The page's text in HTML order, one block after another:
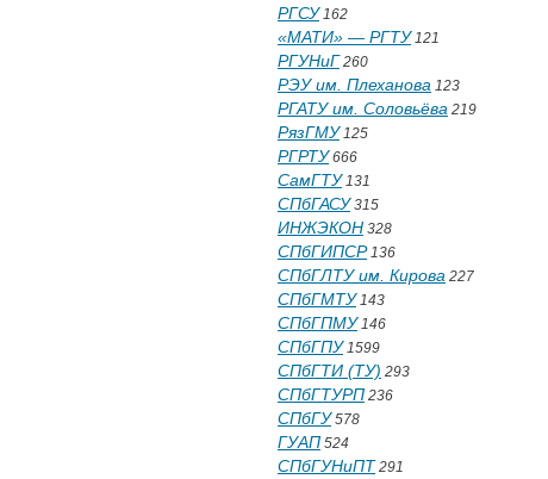
РГСУ162
«МАТИ» — РГТУ121
РГУНиГ 260
РЭУ им. Плеханова 123
РГАТУ им. Соловьёва 219
РязГМУ125
РГРТУ666
СамГТУ131
СПбГАСУ315
ИНЖЭКОН 328
СПбГИПСР136
СПбГЛТУ им. Кирова 227
СПбГМТУ143
СПбГПМУ146
СПбГПУ1599
СПбГТИ (ТУ) 293
СПбГТУРП 236
СПбГУ578
ГУАП 524
СПбГУНиПТ 291